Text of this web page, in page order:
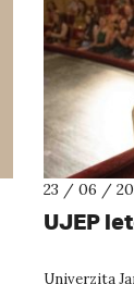
23 / 06 /
UJEP
Univerzita